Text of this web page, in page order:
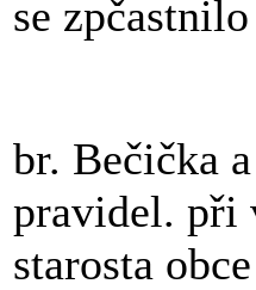
se
br. Bečička
pravidel. při
starosta